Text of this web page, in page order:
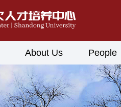
About Us People